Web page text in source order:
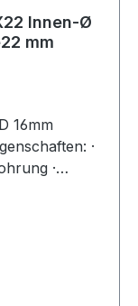
Innen-Ø
mm
16mm
·
·